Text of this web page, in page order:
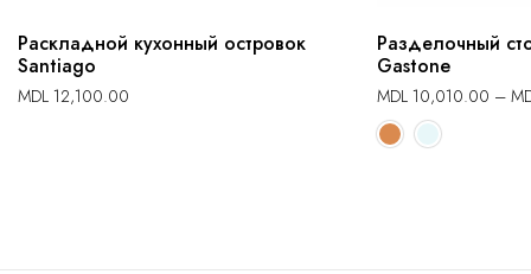
Раскладной кухонный островок
Santiago
MDL 12,100.00
Разделочный
Gastone
MDL 10,010.00 –